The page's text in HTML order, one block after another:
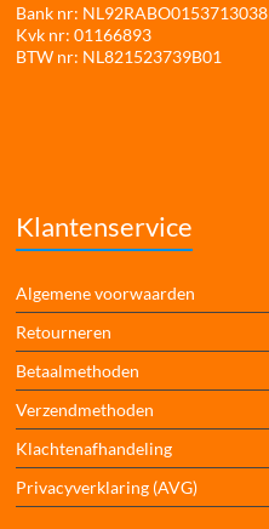
Bank nr: NL92RABO0153713038
Kvk nr: 01166893
BTW nr: NL821523739B01
Klantenservice
Algemene voorwaarden
Retourneren
Betaalmethoden
Verzendmethoden
Klachtenafhandeling
Privacyverklaring (AVG)